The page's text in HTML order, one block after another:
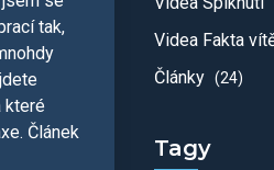
tak,
které
Článek
Videa Fakta
Články (24)
Tagy